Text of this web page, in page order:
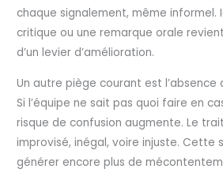
chaque signalement, même informel.
critique ou une remarque orale
d’un levier d’amélioration.
Un autre piège courant est l’absence
Si l’équipe ne sait pas quoi faire en
risque de confusion augmente. Le
improvisé, inégal, voire injuste. Cette
générer encore plus de